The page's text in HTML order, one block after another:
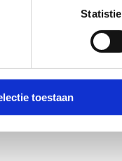
toestaan